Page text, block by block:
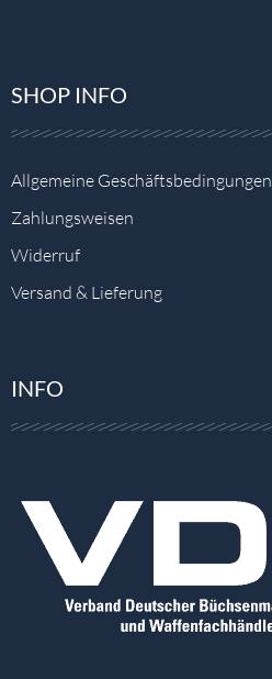
SHOP INFO
Allgemeine Geschäftsbedingungen
Zahlungsweisen
Widerruf
Versand & Lieferung
INFO